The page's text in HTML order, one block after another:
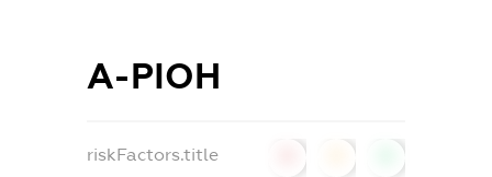
А-РІОН
riskFactors.title